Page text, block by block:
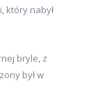
który nabył
bryle, z
był w